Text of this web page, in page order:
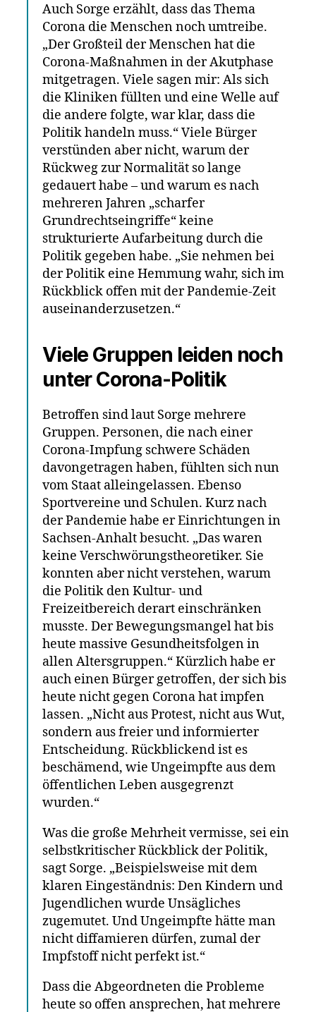
Auch Sorge erzählt, dass das Thema
Corona die Menschen noch umtreibe.
„Der Großteil der Menschen hat die
Corona-Maßnahmen in der Akutphase
mitgetragen. Viele sagen mir: Als sich
die Kliniken füllten und eine Welle auf
die andere folgte, war klar, dass die
Politik handeln muss.“ Viele Bürger
verstünden aber nicht, warum der
Rückweg zur Normalität so lange
gedauert habe – und warum es nach
mehreren Jahren „scharfer
Grundrechtseingriffe“ keine
strukturierte Aufarbeitung durch die
Politik gegeben habe. „Sie nehmen bei
der Politik eine Hemmung wahr, sich im
Rückblick offen mit der Pandemie-Zeit
auseinanderzusetzen.“
Viele Gruppen leiden noch
unter Corona-Politik
Betroffen sind laut Sorge mehrere
Gruppen. Personen, die nach einer
Corona-Impfung schwere Schäden
davongetragen haben, fühlten sich nun
vom Staat alleingelassen. Ebenso
Sportvereine und Schulen. Kurz nach
der Pandemie habe er Einrichtungen in
Sachsen-Anhalt besucht. „Das waren
keine Verschwörungstheoretiker. Sie
konnten aber nicht verstehen, warum
die Politik den Kultur- und
Freizeitbereich derart einschränken
musste. Der Bewegungsmangel hat bis
heute massive Gesundheitsfolgen in
allen Altersgruppen.“ Kürzlich habe er
auch einen Bürger getroffen, der sich bis
heute nicht gegen Corona hat impfen
lassen. „Nicht aus Protest, nicht aus Wut,
sondern aus freier und informierter
Entscheidung. Rückblickend ist es
beschämend, wie Ungeimpfte aus dem
öffentlichen Leben ausgegrenzt
wurden.“
Was die große Mehrheit vermisse, sei ein
selbstkritischer Rückblick der Politik,
sagt Sorge. „Beispielsweise mit dem
klaren Eingeständnis: Den Kindern und
Jugendlichen wurde Unsägliches
zugemutet. Und Ungeimpfte hätte man
nicht diffamieren dürfen, zumal der
Impfstoff nicht perfekt ist.“
Dass die Abgeordneten die Probleme
heute so offen ansprechen, hat mehrere